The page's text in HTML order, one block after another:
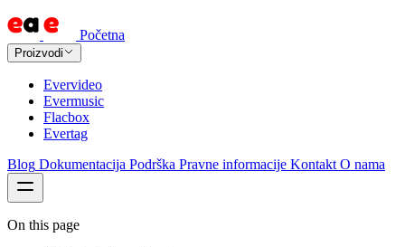
Početna
Proizvodi
Evervideo
Evermusic
Flacbox
Evertag
Blog Dokumentacija Podrška Pravne informacije Kontakt O nama
On this page